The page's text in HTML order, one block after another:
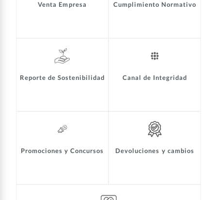
Venta Empresa Cumplimiento Normativo
Reporte de Sostenibilidad Canal de Integridad
Promociones y Concursos Devoluciones y cambios